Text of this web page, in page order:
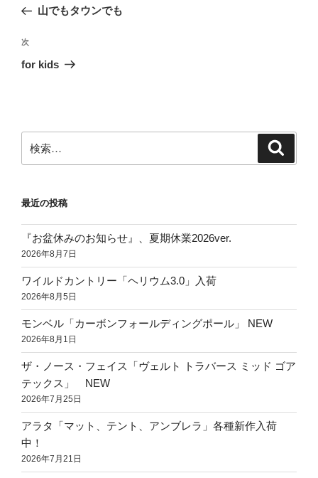
ナ
ビ
ゲ
ン
の
稿
山でもタウンでも
次
の
次
for kids
索:
最近の投稿
『お盆休みのお知らせ』、夏期休業2026ver.
2026年8月7日
ワイルドカントリー「ヘリウム3.0」入荷
2026年8月5日
モンベル「カーボンフォールディングポール」 NEW
2026年8月1日
ザ・ノース・フェイス「ヴェルト トラバース ミッド ゴア
テックス」 NEW
2026年7月25日
アラタ「マット、テント、アンブレラ」各種新作入荷
中！
2026年7月21日